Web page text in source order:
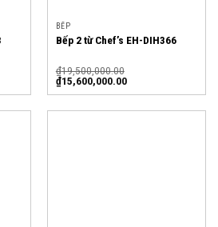
BẾP
Bếp 2 từ Chef’s EH-DIH366
₫19,500,000.00
₫15,600,000.00